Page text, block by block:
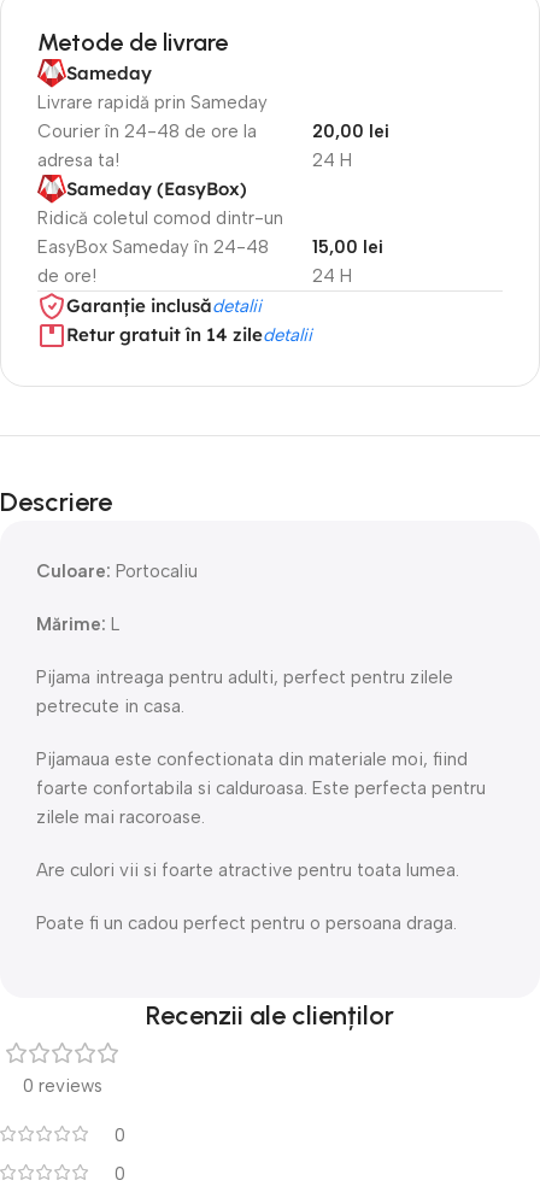
Metode de livrare
Sameday
Livrare rapidă prin Sameday
Courier în 24-48 de ore la
adresa ta!
24 H
20,00 lei
Sameday (EasyBox)
Ridică coletul comod dintr-un
EasyBox Sameday în 24-48
de ore!
24 H
15,00 lei
Garanție inclusădetalii
Retur gratuit în 14 ziledetalii
Descriere
Culoare: Portocaliu
Mărime: L
Pijama intreaga pentru adulti, perfect pentru zilele
petrecute in casa.
Pijamaua este confectionata din materiale moi, fiind
foarte confortabila si calduroasa. Este perfecta pentru
zilele mai racoroase.
Are culori vii si foarte atractive pentru toata lumea.
Poate fi un cadou perfect pentru o persoana draga.
Recenzii ale clienților
0 reviews
0
0